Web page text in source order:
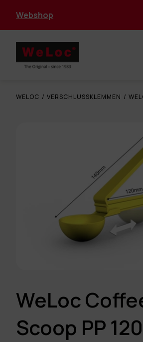
Webshop
WELOC / VERSCHLUSSKLEMMEN /
WeLoc
Scoop PP